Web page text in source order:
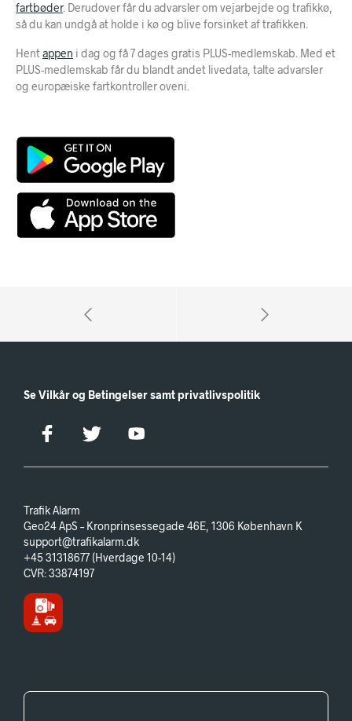
fartbøder. Derudover får du advarsler om vejarbejde og trafikkø,
så du kan undgå at holde i kø og blive forsinket af trafikken.
Hentappen i dag og få 7 dages gratis PLUS-medlemskab. Med et
PLUS-medlemskab får du blandt andet livedata, talte advarsler
og europæiske fartkontroller oveni.
Se Vilkår og Betingelser samt privatlivspolitik
Trafik Alarm
Geo24 ApS – Kronprinsessegade 46E, 1306 København K
support@trafikalarm.dk
+45 31318677 (Hverdage 10-14)
CVR: 33874197